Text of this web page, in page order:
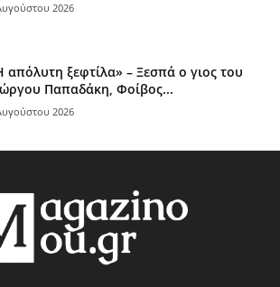
2026
απόλυτη ξεφτίλα» – Ξεσπά ο γιος του
Παπαδάκη, Φοίβος...
2026